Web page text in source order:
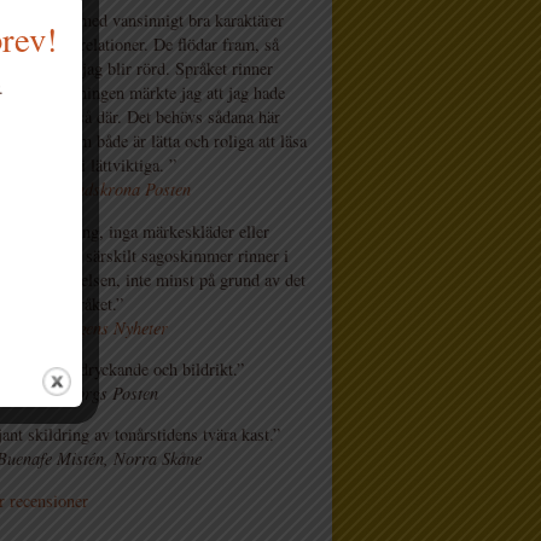
en bok med vansinnigt bra karaktärer
inbördes relationer. De flödar fram, så
att jag blir rörd. Språket rinner
första läsningen märkte jag att jag hade
sidor bara så där. Det behövs sådana här
som både är lätta och roliga att läsa
någonsin bli lättviktiga. ”
Landskrona Posten
ingen slang, inga märkeskläder eller
i boken. Ett särskilt sagoskimmer rinner i
berättelsen, inte minst på grund av det
vackra språket.”
Dagens Nyheter
skriver medryckande och bildrikt.”
Göteborgs Posten
skildring av tonårstidens tvära kast.”
Mistén, Norra Skåne
recensioner